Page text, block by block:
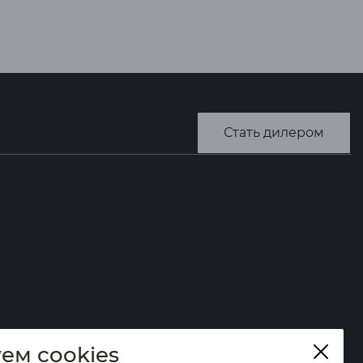
Стать дилером
cookies